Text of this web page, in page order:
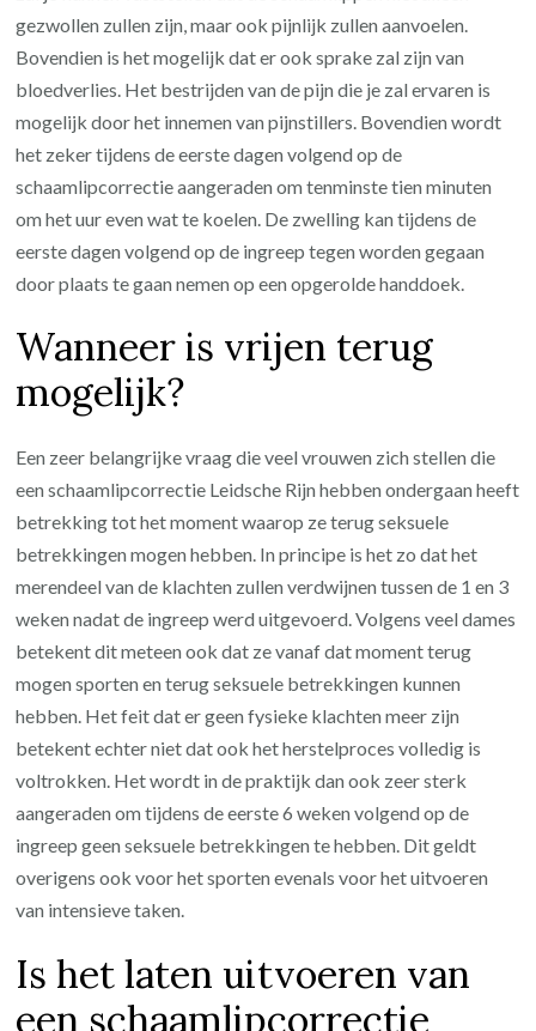
gezwollen zullen zijn, maar ook pijnlijk zullen aanvoelen.
Bovendien is het mogelijk dat er ook sprake zal zijn van
bloedverlies. Het bestrijden van de pijn die je zal ervaren is
mogelijk door het innemen van pijnstillers. Bovendien wordt
het zeker tijdens de eerste dagen volgend op de
schaamlipcorrectie aangeraden om tenminste tien minuten
om het uur even wat te koelen. De zwelling kan tijdens de
eerste dagen volgend op de ingreep tegen worden gegaan
door plaats te gaan nemen op een opgerolde handdoek.
Wanneer is vrijen terug
mogelijk?
Een zeer belangrijke vraag die veel vrouwen zich stellen die
een schaamlipcorrectie Leidsche Rijn hebben ondergaan heeft
betrekking tot het moment waarop ze terug seksuele
betrekkingen mogen hebben. In principe is het zo dat het
merendeel van de klachten zullen verdwijnen tussen de 1 en 3
weken nadat de ingreep werd uitgevoerd. Volgens veel dames
betekent dit meteen ook dat ze vanaf dat moment terug
mogen sporten en terug seksuele betrekkingen kunnen
hebben. Het feit dat er geen fysieke klachten meer zijn
betekent echter niet dat ook het herstelproces volledig is
voltrokken. Het wordt in de praktijk dan ook zeer sterk
aangeraden om tijdens de eerste 6 weken volgend op de
ingreep geen seksuele betrekkingen te hebben. Dit geldt
overigens ook voor het sporten evenals voor het uitvoeren
van intensieve taken.
Is het laten uitvoeren van
een schaamlipcorrectie